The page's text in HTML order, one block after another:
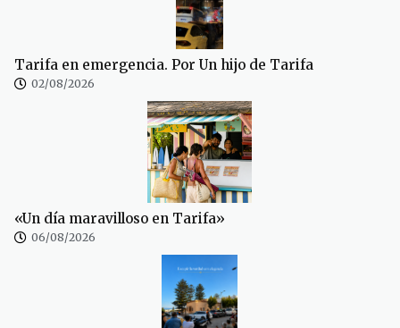
Tarifa en emergencia. Por Un hijo de Tarifa
02/08/2026
«Un día maravilloso en Tarifa»
06/08/2026